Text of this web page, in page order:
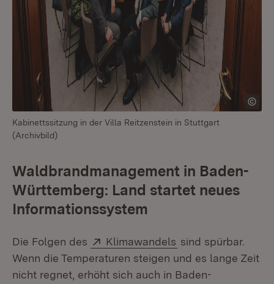
Kabinettssitzung in der Villa Reitzenstein in Stuttgart
(Archivbild)
Waldbrandmanagement in Baden-
Württemberg: Land startet neues
Informationssystem
Die Folgen des Extern:
Klimawandels (Öffnet in neuem
sind spürbar.
Wenn die Temperaturen steigen und es lange Zeit
nicht regnet, erhöht sich auch in Baden-